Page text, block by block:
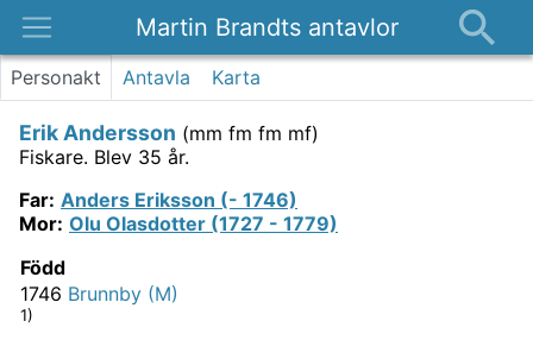
Martin Brandts antavlor
Platser
Om
Kontakt
Personakt Antavla Karta
Erik Andersson (mm fm fm mf)
Fiskare. Blev 35 år.
Far: Anders Eriksson (- 1746)
Mor: Olu Olasdotter (1727 - 1779)
Född
1746 Brunnby (M)
1)